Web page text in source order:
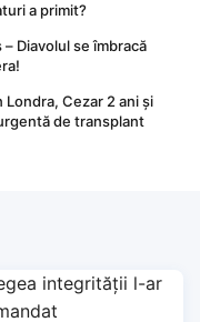
a primit?
Diavolul se îmbracă
Cezar 2 ani și
de transplant